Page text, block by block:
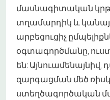
մասնագիտական
տղամարդիկ և
արբեցուցիչ
օգտագործմանը,
են: Այնուամենայնիվ,
զարգացման մեծ
ստեղծագործական